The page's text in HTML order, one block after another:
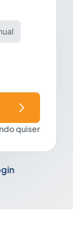
quiser